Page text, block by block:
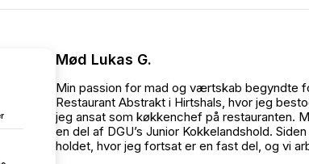
at nyde hinanden og
eget hjem og blive
der har lyst til en særlig
sikkert!
Mød Lukas G.
Min passion for mad og værtskab begyndte
Restaurant Abstrakt i Hirtshals, hvor jeg
jeg ansat som køkkenchef på restauranten.
en del af DGU’s Junior Kokkelandshold.
holdet, hvor jeg fortsat er en fast del, og vi